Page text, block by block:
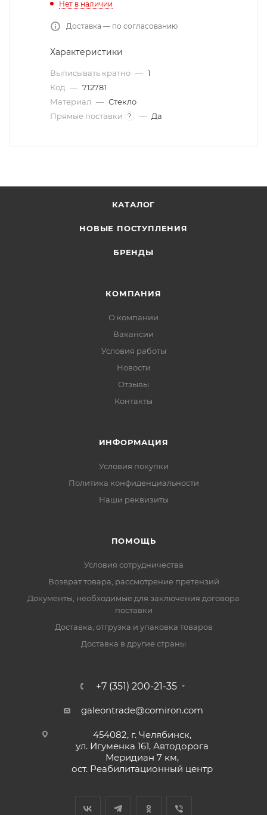
Нет в наличии
Доставка — по согласованию
Характеристики
Выписывать кратно — 1
Код — 712781
Материал — Стекло
Прямые поставки
? — Да
КАТАЛОГ
НОВЫЕ ПОСТУПЛЕНИЯ
БРЕНДЫ
КОМПАНИЯ
О компании
Вакансии
Условия работы
Новости
Отзывы
Контакты
ИНФОРМАЦИЯ
Условия покупки
Политика конфиденциальности
Наши реквизиты
ПОМОЩЬ
Условия сотрудничества
Возврат товара, рассмотрение претензий
Документы, необходимые для заключения договора
поставки
Доставка, отгрузка и упаковка товаров
Доставка в другие страны
+7 (351) 200-21-35
galeontrade@comiron.com
454082, г. Челябинск,
ул. Игуменка 161, Автодорога
Меридиан 7 км,
ост. Реабилитационный центр